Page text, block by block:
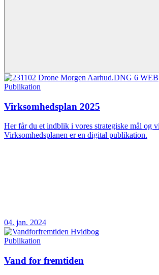
Publikation
Virksomhedsplan 2025
Her får du et indblik i vores strategiske mål og
Virksomhedsplanen er en digital publikation.
04. jan. 2024
Publikation
Vand for fremtiden